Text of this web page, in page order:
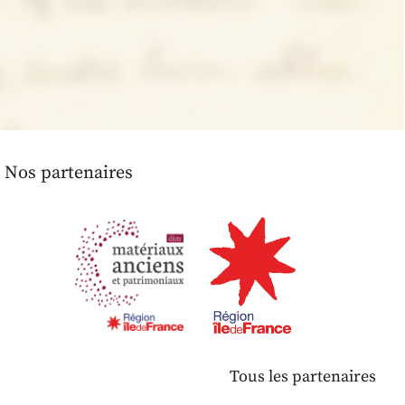
Nos partenaires
Tous les partenaires